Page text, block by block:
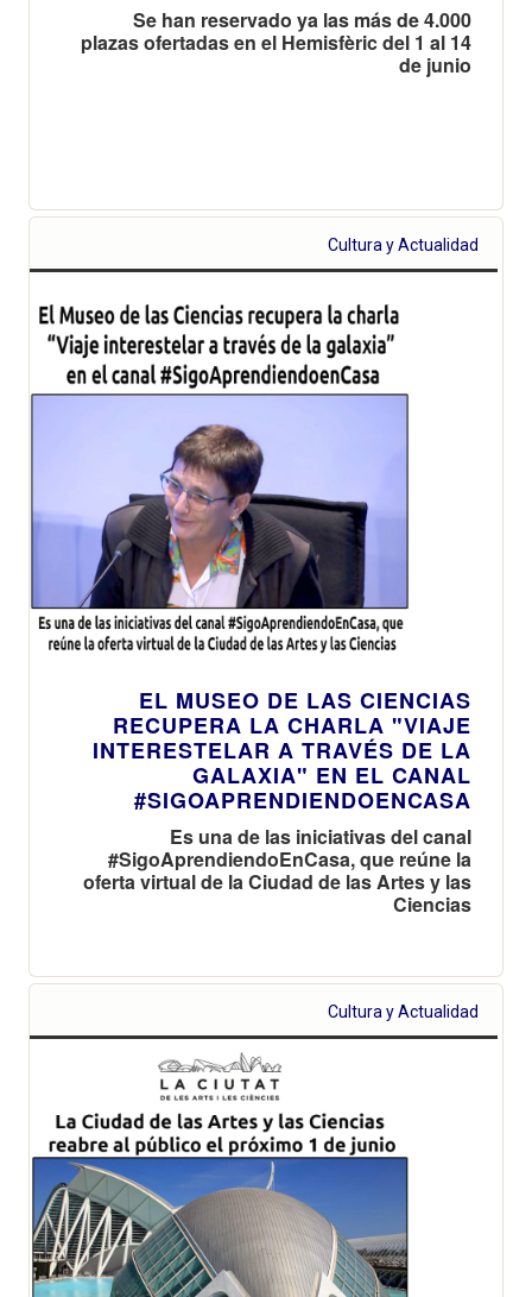
Se han reservado ya las más de 4.000
plazas ofertadas en el Hemisfèric del 1 al 14
de junio
Cultura y Actualidad
EL MUSEO DE LAS CIENCIAS
RECUPERA LA CHARLA "VIAJE
INTERESTELAR A TRAVÉS DE LA
GALAXIA" EN EL CANAL
#SIGOAPRENDIENDOENCASA
Es una de las iniciativas del canal
#SigoAprendiendoEnCasa, que reúne la
oferta virtual de la Ciudad de las Artes y las
Ciencias
Cultura y Actualidad